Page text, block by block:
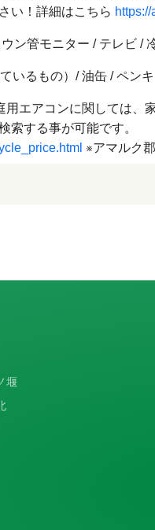
い！詳細はこちら
ン管モニター / テレビ /
いるもの）/ 油缶 / ペン
用エアコンに関しては
索する事が可能です。
※アマルク
堰